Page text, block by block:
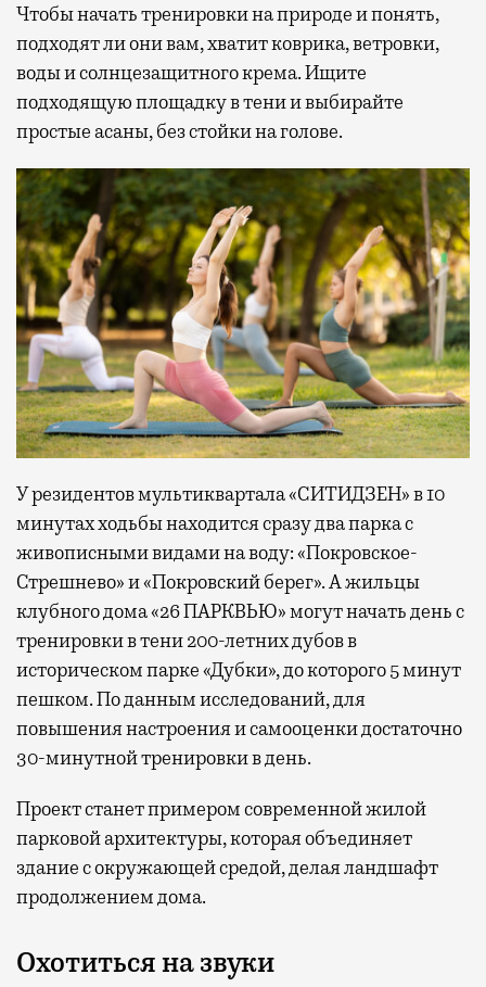
Чтобы начать тренировки на природе и понять,
подходят ли они вам, хватит коврика, ветровки,
воды и солнцезащитного крема. Ищите
подходящую площадку в тени и выбирайте
простые асаны, без стойки на голове.
У резидентов мультиквартала «СИТИДЗЕН» в 10
минутах ходьбы находится сразу два парка с
живописными видами на воду: «Покровское-
Стрешнево» и «Покровский берег». А жильцы
клубного дома «26 ПАРКВЬЮ» могут начать день с
тренировки в тени 200-летних дубов в
историческом парке «Дубки», до которого 5 минут
пешком. По данным исследований, для
повышения настроения и самооценки достаточно
30-минутной тренировки в день.
Проект станет примером современной жилой
парковой архитектуры, которая объединяет
здание с окружающей средой, делая ландшафт
продолжением дома.
Охотиться на звуки